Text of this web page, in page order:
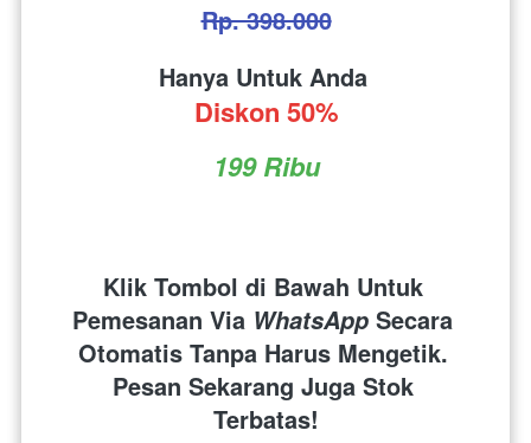
Rp. 398.000
Hanya Untuk Anda
Diskon 50%
199 Ribu
Klik Tombol di Bawah Untuk
Pemesanan Via WhatsApp Secara
Otomatis Tanpa Harus Mengetik.
Pesan Sekarang Juga Stok
Terbatas!